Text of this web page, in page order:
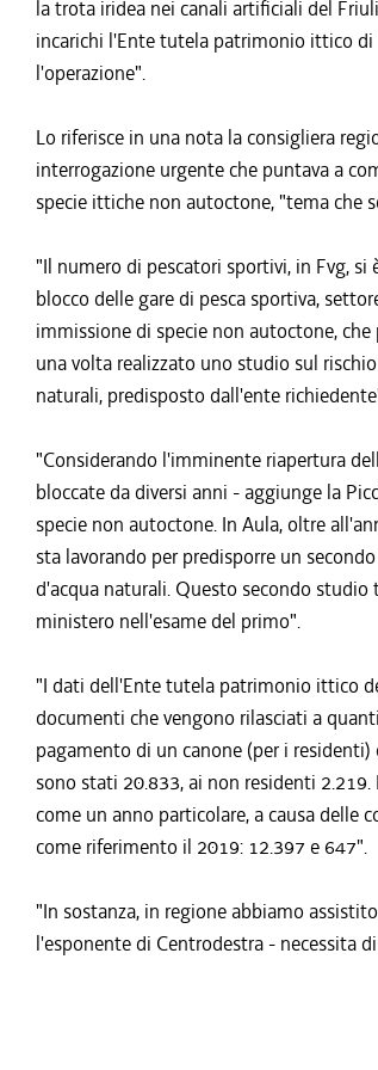
la trota iridea nei canali artificiali del
incarichi l'Ente tutela patrimonio ittico
l'operazione".
Lo riferisce in una nota la consigliera
interrogazione urgente che puntava a
specie ittiche non autoctone, "tema che
"Il numero di pescatori sportivi, in Fvg,
blocco delle gare di pesca sportiva,
immissione di specie non autoctone,
una volta realizzato uno studio sul
naturali, predisposto dall'ente
"Considerando l'imminente riapertura
bloccate da diversi anni - aggiunge la
specie non autoctone. In Aula, oltre
sta lavorando per predisporre un
d'acqua naturali. Questo secondo
ministero nell'esame del primo".
"I dati dell'Ente tutela patrimonio ittico
documenti che vengono rilasciati a
pagamento di un canone (per i
sono stati 20.833, ai non residenti
come un anno particolare, a causa delle
come riferimento il 2019: 12.397 e 647".
"In sostanza, in regione abbiamo
l'esponente di Centrodestra - necessita